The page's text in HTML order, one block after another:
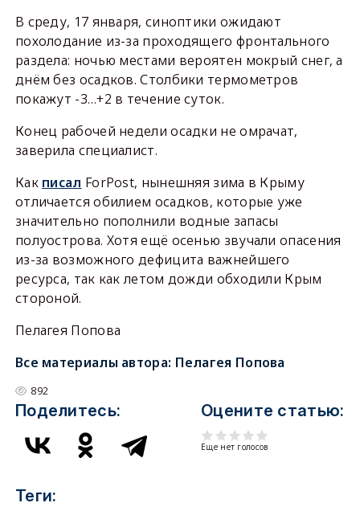
В среду, 17 января, синоптики ожидают
похолодание из-за проходящего фронтального
раздела: ночью местами вероятен мокрый снег, а
днём без осадков. Столбики термометров
покажут -3…+2 в течение суток.
Конец рабочей недели осадки не омрачат,
заверила специалист.
Как писал ForPost, нынешняя зима в Крыму
отличается обилием осадков, которые уже
значительно пополнили водные запасы
полуострова. Хотя ещё осенью звучали опасения
из-за возможного дефицита важнейшего
ресурса, так как летом дожди обходили Крым
стороной.
Пелагея Попова
Все материалы автора: Пелагея Попова
892
Поделитесь: Оцените статью:
Еще нет голосов
Теги: